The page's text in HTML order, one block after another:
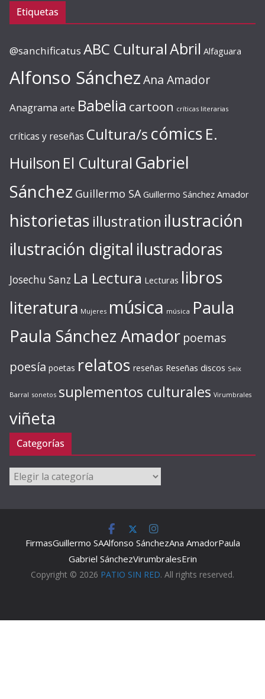
Etiquetas
@sanchificatus ABC CulturalAbril Alfaguara
Alfonso SánchezAna Amador
Anagrama arte Babelia cartoon críticas literarias
críticas y reseñas Cultura/s cómics E.
Huilson El Cultural Gabriel
Sánchez Guillermo SA Guillermo Sánchez Amador
historietas illustration ilustración
ilustración digital ilustradoras
Josechu Sanz La Lectura Lecturas libros
literatura Mujeres música música Paula
Paula Sánchez Amador poemas
poesía poetas relatos reseñas Reseñas discos Seix
Barral sonetos suplementos culturales Virumbrales
viñeta
Categorías
Categorías
FirmasGuillermo SAAlfonso SánchezAna AmadorPaula
Gabriel SánchezVirumbralesErin
Copyright © 2026 PATIO SIN RED. All rights reserved.